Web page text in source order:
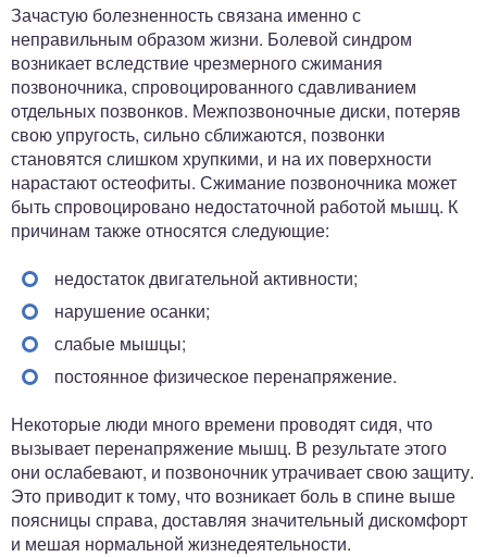
Зачастую болезненность связана именно с
неправильным образом жизни. Болевой синдром
возникает вследствие чрезмерного сжимания
позвоночника, спровоцированного сдавливанием
отдельных позвонков. Межпозвоночные диски, потеряв
свою упругость, сильно сближаются, позвонки
становятся слишком хрупкими, и на их поверхности
нарастают остеофиты. Сжимание позвоночника может
быть спровоцировано недостаточной работой мышц. К
причинам также относятся следующие:
недостаток двигательной активности;
нарушение осанки;
слабые мышцы;
постоянное физическое перенапряжение.
Некоторые люди много времени проводят сидя, что
вызывает перенапряжение мышц. В результате этого
они ослабевают, и позвоночник утрачивает свою защиту.
Это приводит к тому, что возникает боль в спине выше
поясницы справа, доставляя значительный дискомфорт
и мешая нормальной жизнедеятельности.